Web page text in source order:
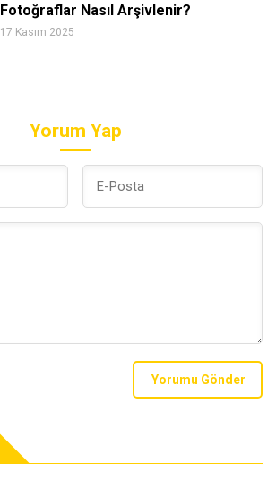
Fotoğraflar Nasıl Arşivlenir?
17 Kasım 2025
Yorum Yap
Yorumu Gönder